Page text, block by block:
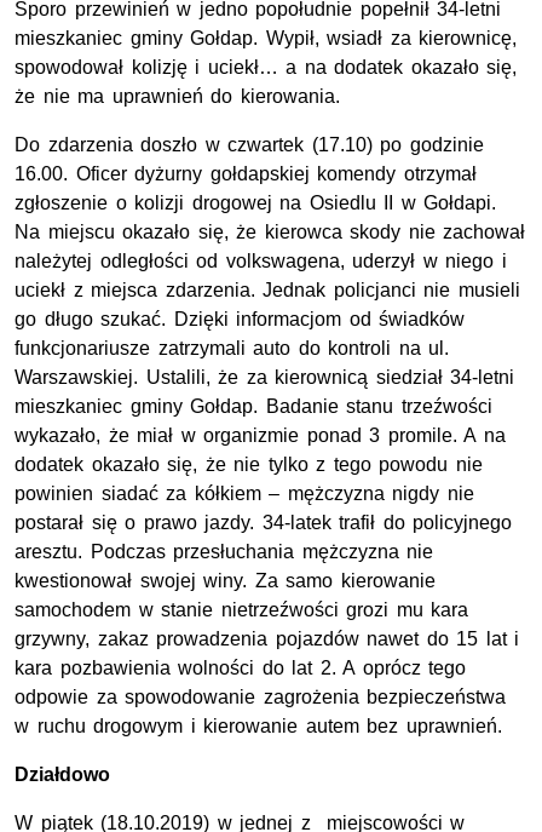
Sporo przewinień w jedno popołudnie popełnił 34-letni
mieszkaniec gminy Gołdap. Wypił, wsiadł za kierownicę,
spowodował kolizję i uciekł… a na dodatek okazało się,
że nie ma uprawnień do kierowania.
Do zdarzenia doszło w czwartek (17.10) po godzinie
16.00. Oficer dyżurny gołdapskiej komendy otrzymał
zgłoszenie o kolizji drogowej na Osiedlu II w Gołdapi.
Na miejscu okazało się, że kierowca skody nie zachował
należytej odległości od volkswagena, uderzył w niego i
uciekł z miejsca zdarzenia. Jednak policjanci nie musieli
go długo szukać. Dzięki informacjom od świadków
funkcjonariusze zatrzymali auto do kontroli na ul.
Warszawskiej. Ustalili, że za kierownicą siedział 34-letni
mieszkaniec gminy Gołdap. Badanie stanu trzeźwości
wykazało, że miał w organizmie ponad 3 promile. A na
dodatek okazało się, że nie tylko z tego powodu nie
powinien siadać za kółkiem – mężczyzna nigdy nie
postarał się o prawo jazdy. 34-latek trafił do policyjnego
aresztu. Podczas przesłuchania mężczyzna nie
kwestionował swojej winy. Za samo kierowanie
samochodem w stanie nietrzeźwości grozi mu kara
grzywny, zakaz prowadzenia pojazdów nawet do 15 lat i
kara pozbawienia wolności do lat 2. A oprócz tego
odpowie za spowodowanie zagrożenia bezpieczeństwa
w ruchu drogowym i kierowanie autem bez uprawnień.
Działdowo
W piątek (18.10.2019) w jednej z miejscowości w